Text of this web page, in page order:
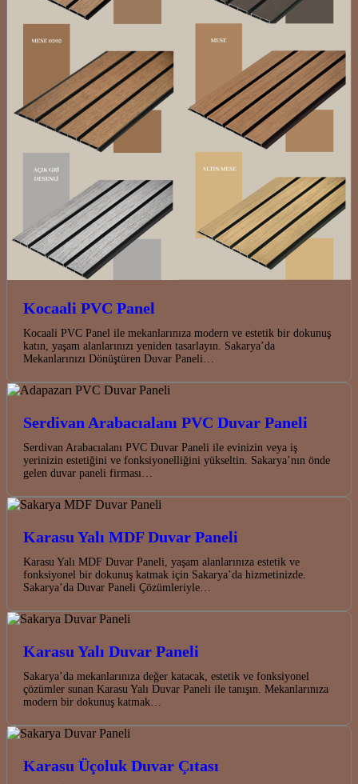
Kocaali PVC Panel
Kocaali PVC Panel ile mekanlarınıza modern ve estetik bir dokunuş
katın, yaşam alanlarınızı yeniden tasarlayın. Sakarya’da
Mekanlarınızı Dönüştüren Duvar Paneli…
Serdivan Arabacıalanı PVC Duvar Paneli
Serdivan Arabacıalanı PVC Duvar Paneli ile evinizin veya iş
yerinizin estetiğini ve fonksiyonelliğini yükseltin. Sakarya’nın önde
gelen duvar paneli firması…
Karasu Yalı MDF Duvar Paneli
Karasu Yalı MDF Duvar Paneli, yaşam alanlarınıza estetik ve
fonksiyonel bir dokunuş katmak için Sakarya’da hizmetinizde.
Sakarya’da Duvar Paneli Çözümleriyle…
Karasu Yalı Duvar Paneli
Sakarya’da mekanlarınıza değer katacak, estetik ve fonksiyonel
çözümler sunan Karasu Yalı Duvar Paneli ile tanışın. Mekanlarınıza
modern bir dokunuş katmak…
Karasu Üçoluk Duvar Çıtası